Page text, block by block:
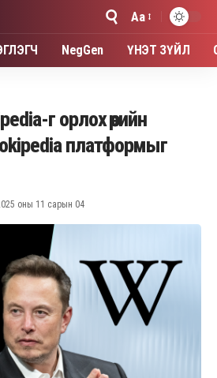
Font
Resizer
Aa
NegGen ҮНЭТ ЗҮЙЛ
г орлох өөрийн
платформыг
оны 11 сарын 04